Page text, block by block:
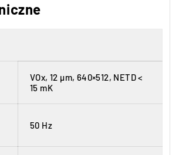
VOx, 12 µm, 640×512, NETD <
15 mK
50 Hz